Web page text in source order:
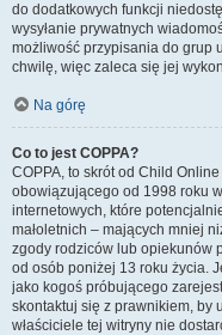
do dodatkowych funkcji
wysyłanie prywatnych
możliwość przypisania do grup
chwilę, więc zaleca się jej
Na górę
Co to jest COPPA?
COPPA, to skrót od Child
obowiązującego od 1998 roku
internetowych, które
małoletnich – mających mniej
zgody rodziców lub opiekunów
od osób poniżej 13 roku życia.
jako kogoś próbującego
skontaktuj się z prawnikiem, by
właściciele tej witryny nie